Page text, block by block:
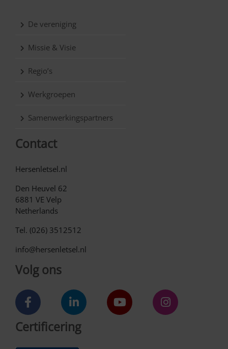
De vereniging
Missie & Visie
Regio’s
Werkgroepen
Samenwerkingspartners
Contact
Hersenletsel.nl
Den Heuvel 62
6881 VE Velp
Netherlands
Tel. (026) 3512512
info@hersenletsel.nl
Volg ons
Certificering